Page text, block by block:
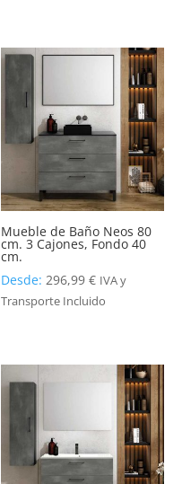
Mueble de Baño Neos 80
cm. 3 Cajones, Fondo 40
cm.
Desde: 296,99 € IVA y
Transporte Incluido